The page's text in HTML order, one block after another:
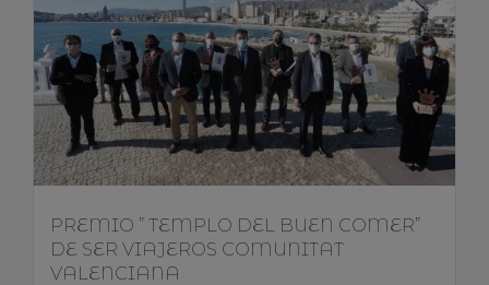
PREMIO ” TEMPLO DEL BUEN COMER”
DE SER VIAJEROS COMUNITAT
VALENCIANA